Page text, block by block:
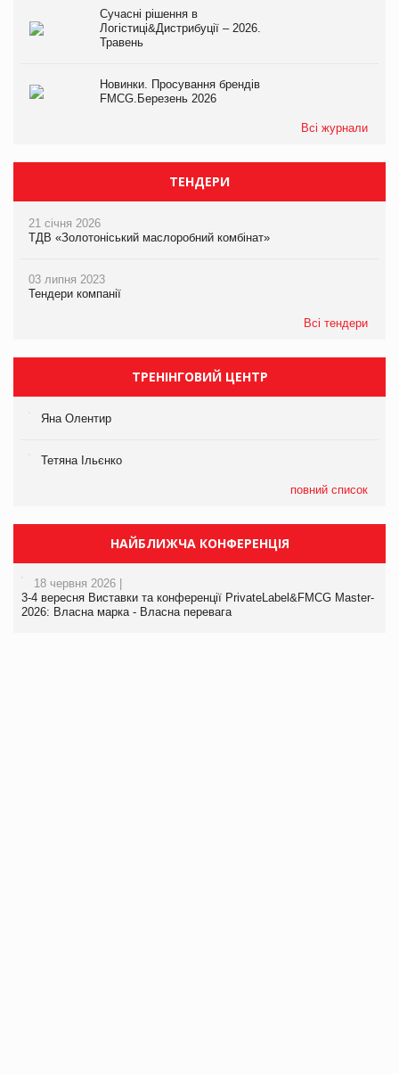
Сучасні рішення в
Логістиці&Дистрибуції – 2026.
Травень
Новинки. Просування брендів
FMCG.Березень 2026
Всі журнали
ТЕНДЕРИ
21 січня 2026
ТДВ «Золотоніський маслоробний комбінат»
03 липня 2023
Тендери компанії
Всі тендери
ТРЕНІНГОВИЙ ЦЕНТР
Яна Олентир
Тетяна Ільєнко
повний список
НАЙБЛИЖЧА КОНФЕРЕНЦІЯ
18 червня 2026 |
3-4 вересня Виставки та конференції PrivateLabel&FMCG Master-
2026: Власна марка - Власна перевага